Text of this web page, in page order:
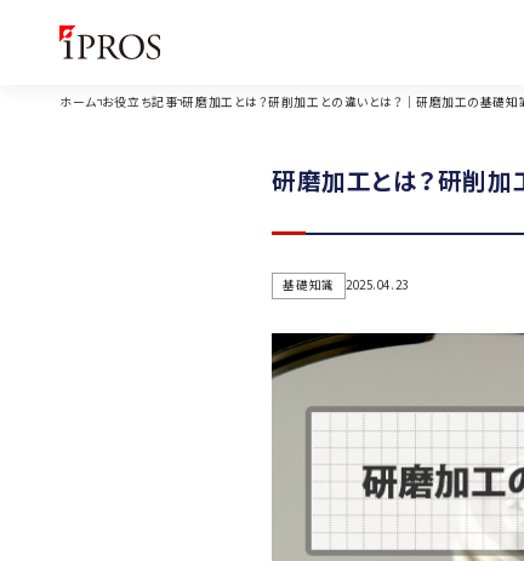
ホーム お役立ち記事 研磨加工とは？研削加工との違いとは？｜研磨加工の基礎知
研磨加工とは？研削
基礎知識 2025.04.23